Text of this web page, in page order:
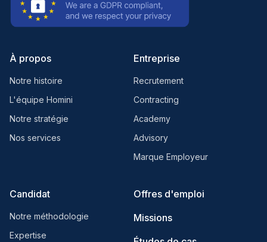
À propos
Notre histoire
L'équipe Homini
Notre stratégie
Nos services
Entreprise
Recrutement
Contracting
Academy
Advisory
Marque Employeur
Candidat
Notre méthodologie
Expertise
Offres d'emploi
Missions